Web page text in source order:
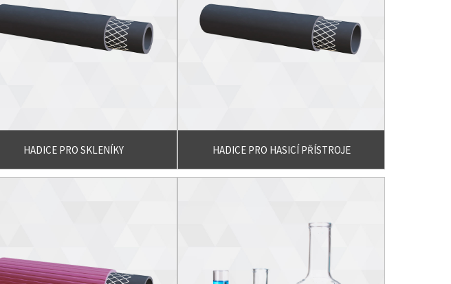
HADICE PRO SKLENÍKY HADICE PRO HASICÍ PŘÍSTROJE